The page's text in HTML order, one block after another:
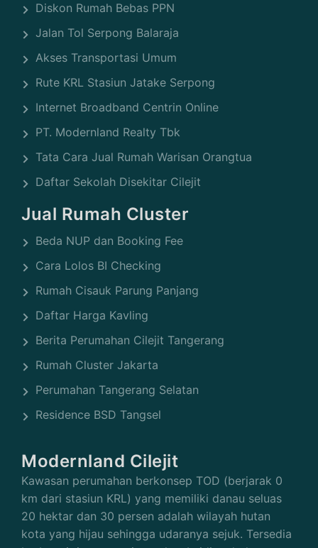
Diskon Rumah Bebas PPN
Jalan Tol Serpong Balaraja
Akses Transportasi Umum
Rute KRL Stasiun Jatake Serpong
Internet Broadband Centrin Online
PT. Modernland Realty Tbk
Tata Cara Jual Rumah Warisan Orangtua
Daftar Sekolah Disekitar Cilejit
Jual Rumah Cluster
Beda NUP dan Booking Fee
Cara Lolos BI Checking
Rumah Cisauk Parung Panjang
Daftar Harga Kavling
Berita Perumahan Cilejit Tangerang
Rumah Cluster Jakarta
Perumahan Tangerang Selatan
Residence BSD Tangsel
Modernland Cilejit
Kawasan perumahan berkonsep TOD (berjarak 0
km dari stasiun KRL) yang memiliki danau seluas
20 hektar dan 30 persen adalah wilayah hutan
kota yang hijau sehingga udaranya sejuk. Tersedia